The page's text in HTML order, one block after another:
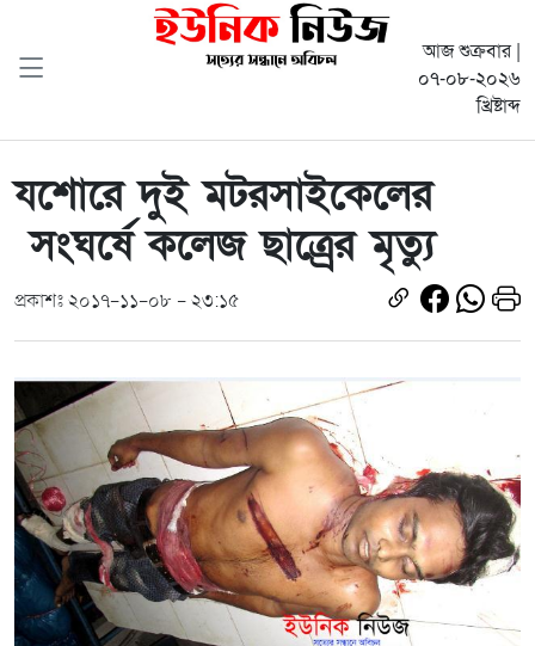
আজ শুক্রবার |
০৭-০৮-২০২৬
খ্রিষ্টাব্দ
যশোরে দুই মটরসাইকেলের
সংঘর্ষে কলেজ ছাত্র্রের মৃত্যু
প্রকাশঃ ২০১৭-১১-০৮ - ২৩:১৫